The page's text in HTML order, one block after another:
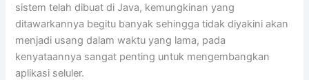
sistem telah dibuat di Java, kemungkinan yang
ditawarkannya begitu banyak sehingga tidak diyakini akan
menjadi usang dalam waktu yang lama, pada
kenyataannya sangat penting untuk mengembangkan
aplikasi seluler.